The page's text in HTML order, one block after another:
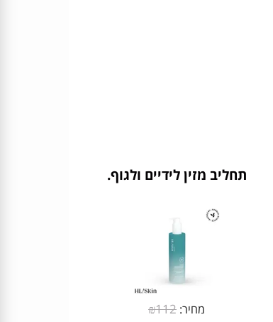
תחליב מזין לידיים ולגוף.
מחיר: ₪112